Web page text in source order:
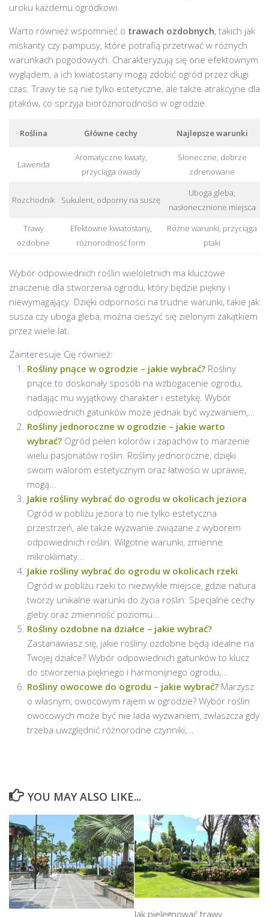
uroku każdemu ogródkowi.
Warto również wspomnieć o trawach ozdobnych, takich jak
miskanty czy pampusy, które potrafią przetrwać w różnych
warunkach pogodowych. Charakteryzują się one efektownym
wyglądem, a ich kwiatostany mogą zdobić ogród przez długi
czas. Trawy te są nie tylko estetyczne, ale także atrakcyjne dla
ptaków, co sprzyja bioróżnorodności w ogrodzie.
Roślina Główne cechy Najlepsze warunki
Lawenda
Aromatyczne kwiaty,
przyciąga owady
Słoneczne, dobrze
zdrenowane
Rozchodnik Sukulent, odporny na suszę
Uboga gleba,
nasłonecznione miejsca
Trawy
ozdobne
Efektowne kwiatostany,
różnorodność form
Różne warunki, przyciąga
ptaki
Wybór odpowiednich roślin wieloletnich ma kluczowe
znaczenie dla stworzenia ogrodu, który będzie piękny i
niewymagający. Dzięki odporności na trudne warunki, takie jak
susza czy uboga gleba, można cieszyć się zielonym zakątkiem
przez wiele lat.
Zainteresuje Cię również:
Rośliny pnące w ogrodzie – jakie wybrać? Rośliny
pnące to doskonały sposób na wzbogacenie ogrodu,
nadając mu wyjątkowy charakter i estetykę. Wybór
odpowiednich gatunków może jednak być wyzwaniem,...
Rośliny jednoroczne w ogrodzie – jakie warto
wybrać? Ogród pełen kolorów i zapachów to marzenie
wielu pasjonatów roślin. Rośliny jednoroczne, dzięki
swoim walorom estetycznym oraz łatwości w uprawie,
mogą...
Jakie rośliny wybrać do ogrodu w okolicach jeziora
Ogród w pobliżu jeziora to nie tylko estetyczna
przestrzeń, ale także wyzwanie związane z wyborem
odpowiednich roślin. Wilgotne warunki, zmienne
mikroklimaty...
Jakie rośliny wybrać do ogrodu w okolicach rzeki
Ogród w pobliżu rzeki to niezwykłe miejsce, gdzie natura
tworzy unikalne warunki do życia roślin. Specjalne cechy
gleby oraz zmienność poziomu...
Rośliny ozdobne na działce – jakie wybrać?
Zastanawiasz się, jakie rośliny ozdobne będą idealne na
Twojej działce? Wybór odpowiednich gatunków to klucz
do stworzenia pięknego i harmonijnego ogrodu,...
Rośliny owocowe do ogrodu – jakie wybrać? Marzysz
o własnym, owocowym rajem w ogrodzie? Wybór roślin
owocowych może być nie lada wyzwaniem, zwłaszcza gdy
trzeba uwzględnić różnorodne czynniki,...
YOU MAY ALSO LIKE...
Jak pielęgnować trawy